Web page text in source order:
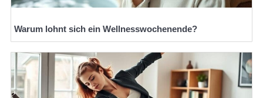
Warum lohnt sich ein Wellnesswochenende?